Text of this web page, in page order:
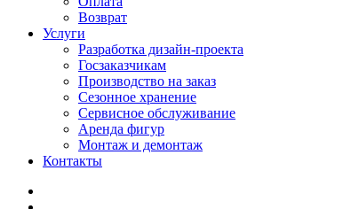
Возврат
Услуги
Разработка дизайн-проекта
Госзаказчикам
Производство на заказ
Сезонное хранение
Сервисное обслуживание
Аренда фигур
Монтаж и демонтаж
Контакты